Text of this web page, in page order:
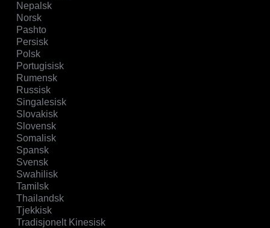
Nepalsk
Norsk
Pashto
Persisk
Polsk
Portugisisk
Rumensk
Russisk
Singalesisk
Slovakisk
Slovensk
Somalisk
Spansk
Svensk
Swahilisk
Tamilsk
Thailandsk
Tjekkisk
Tradisjonelt Kinesisk